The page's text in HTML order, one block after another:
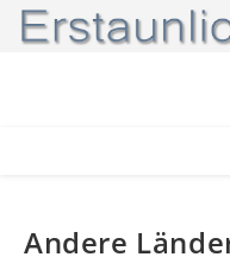
Zum
Inhalt
Andere